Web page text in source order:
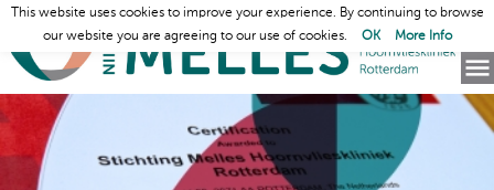
This website uses cookies to improve your experience. By continuing to browse
our website you are agreeing to our use of cookies.
OK More Info